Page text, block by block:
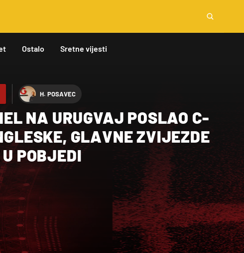
Ostalo Sretne vijesti
H. POSAVEC
NA URUGVAJ POSLAO C-
GLAVNE ZVIJEZDE
POBJEDI